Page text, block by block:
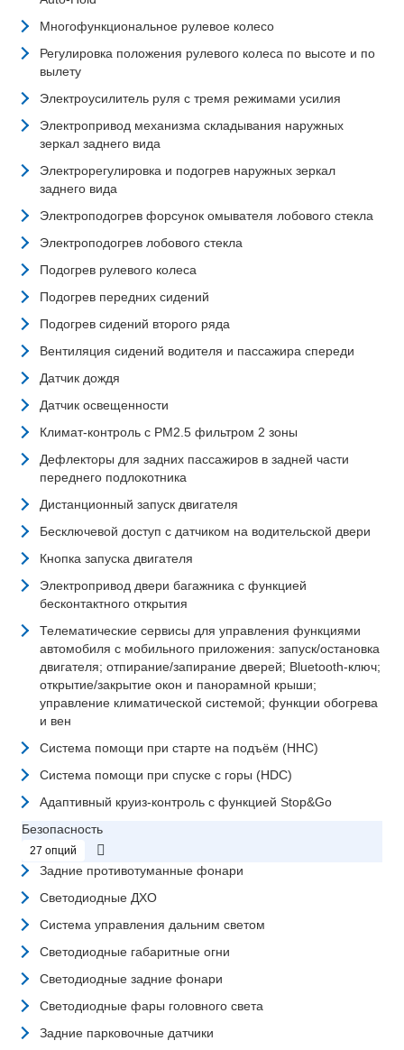
Многофункциональное рулевое колесо
Регулировка положения рулевого колеса по высоте и по
вылету
Электроусилитель руля с тремя режимами усилия
Электропривод механизма складывания наружных
зеркал заднего вида
Электрорегулировка и подогрев наружных зеркал
заднего вида
Электроподогрев форсунок омывателя лобового стекла
Электроподогрев лобового стекла
Подогрев рулевого колеса
Подогрев передних сидений
Подогрев сидений второго ряда
Вентиляция сидений водителя и пассажира спереди
Датчик дождя
Датчик освещенности
Климат-контроль с PM2.5 фильтром 2 зоны
Дефлекторы для задних пассажиров в задней части
переднего подлокотника
Дистанционный запуск двигателя
Бесключевой доступ с датчиком на водительской двери
Кнопка запуска двигателя
Электропривод двери багажника с функцией
бесконтактного открытия
Телематические сервисы для управления функциями
автомобиля с мобильного приложения: запуск/остановка
двигателя; отпирание/запирание дверей; Bluetooth-ключ;
открытие/закрытие окон и панорамной крыши;
управление климатической системой; функции обогрева
и вен
Система помощи при старте на подъём (HHC)
Система помощи при спуске с горы (HDC)
Адаптивный круиз-контроль с функцией Stop&Go
Безопасность
27 опций
Задние противотуманные фонари
Светодиодные ДХО
Система управления дальним светом
Светодиодные габаритные огни
Светодиодные задние фонари
Светодиодные фары головного света
Задние парковочные датчики